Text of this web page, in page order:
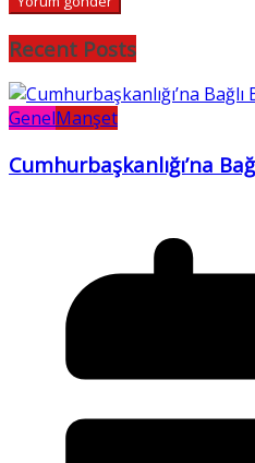
Recent Posts
GenelManşet
Cumhurbaşkanlığı’na